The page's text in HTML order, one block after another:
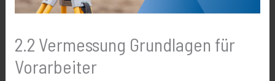
2.2 Vermessung Grundlagen für
Vorarbeiter